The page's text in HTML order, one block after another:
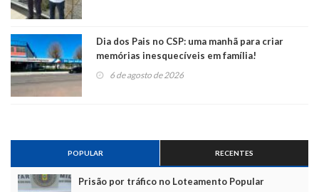
Dia dos Pais no CSP: uma manhã para criar
memórias inesquecíveis em família!
6 de agosto de 2026
POPULAR RECENTES
Prisão por tráfico no Loteamento Popular